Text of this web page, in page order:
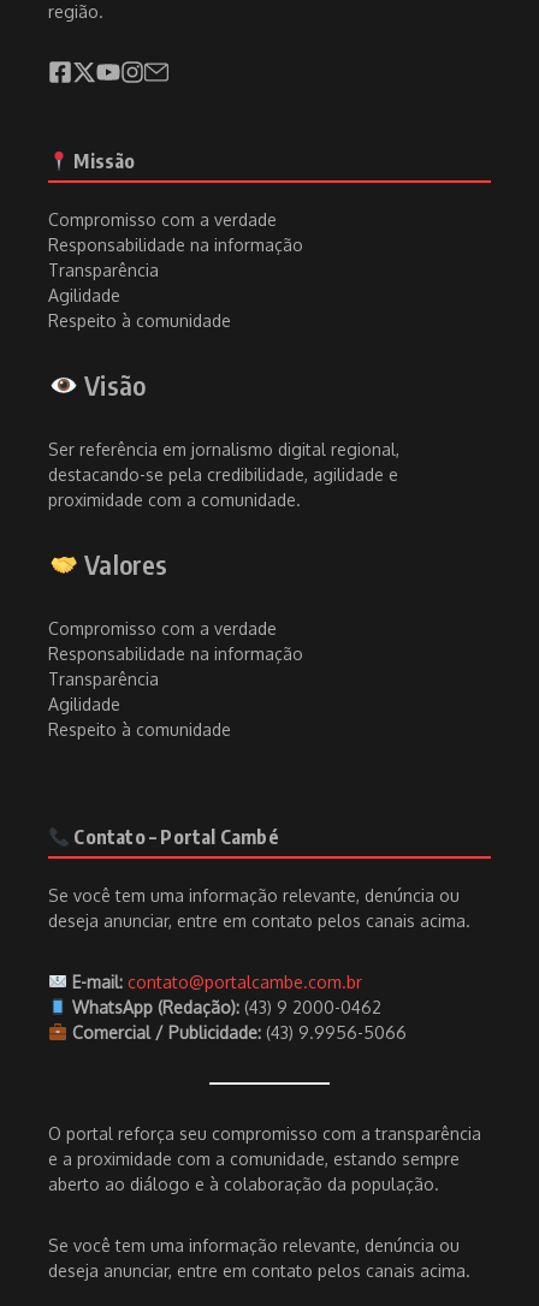
região.
Missão
Compromisso com a verdade
Responsabilidade na informação
Transparência
Agilidade
Respeito à comunidade
Visão
Ser referência em jornalismo digital regional,
destacando-se pela credibilidade, agilidade e
proximidade com a comunidade.
Valores
Compromisso com a verdade
Responsabilidade na informação
Transparência
Agilidade
Respeito à comunidade
Contato – Portal Cambé
Se você tem uma informação relevante, denúncia ou
deseja anunciar, entre em contato pelos canais acima.
E-mail: contato@portalcambe.com.br
WhatsApp (Redação):(43) 9 2000-0462
Comercial / Publicidade:(43) 9.9956-5066
O portal reforça seu compromisso com a transparência
e a proximidade com a comunidade, estando sempre
aberto ao diálogo e à colaboração da população.
Se você tem uma informação relevante, denúncia ou
deseja anunciar, entre em contato pelos canais acima.